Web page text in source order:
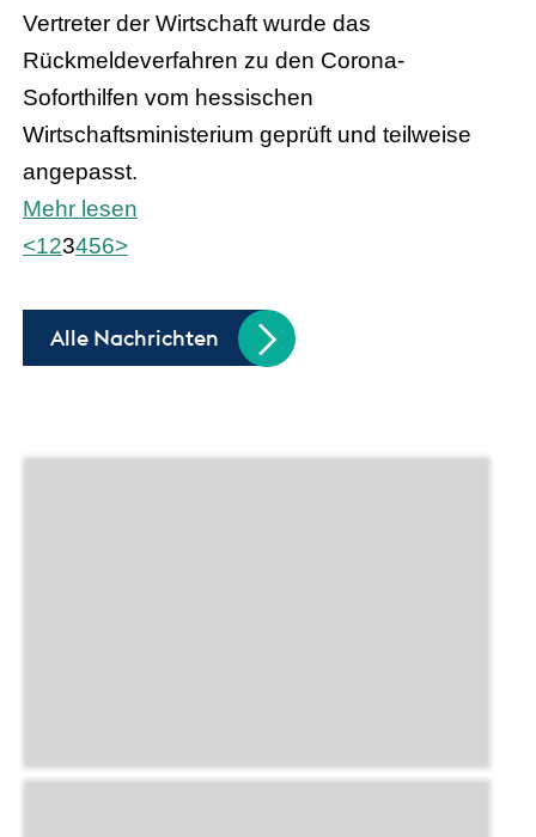
Vertreter der Wirtschaft wurde das
Rückmeldeverfahren zu den Corona-
Soforthilfen vom hessischen
Wirtschaftsministerium geprüft und teilweise
angepasst.
Mehr lesen
<123456>
Alle Nachrichten